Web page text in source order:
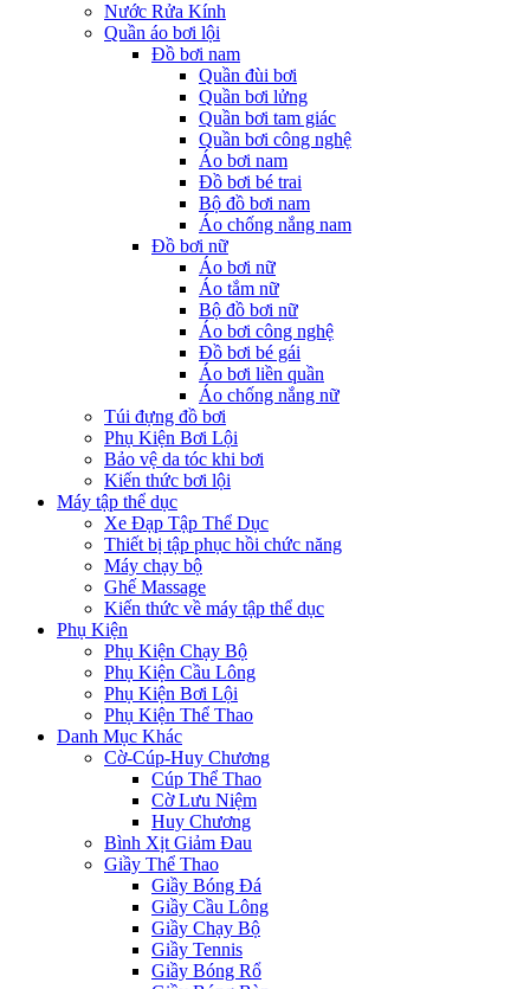
Nước Rửa Kính
Quần áo bơi lội
Đồ bơi nam
Quần đùi bơi
Quần bơi lửng
Quần bơi tam giác
Quần bơi công nghệ
Áo bơi nam
Đồ bơi bé trai
Bộ đồ bơi nam
Áo chống nắng nam
Đồ bơi nữ
Áo bơi nữ
Áo tắm nữ
Bộ đồ bơi nữ
Áo bơi công nghệ
Đồ bơi bé gái
Áo bơi liền quần
Áo chống nắng nữ
Túi đựng đồ bơi
Phụ Kiện Bơi Lội
Bảo vệ da tóc khi bơi
Kiến thức bơi lội
Máy tập thể dục
Xe Đạp Tập Thể Dục
Thiết bị tập phục hồi chức năng
Máy chạy bộ
Ghế Massage
Kiến thức về máy tập thể dục
Phụ Kiện
Phụ Kiện Chạy Bộ
Phụ Kiện Cầu Lông
Phụ Kiện Bơi Lội
Phụ Kiện Thể Thao
Danh Mục Khác
Cờ-Cúp-Huy Chương
Cúp Thể Thao
Cờ Lưu Niệm
Huy Chương
Bình Xịt Giảm Đau
Giầy Thể Thao
Giầy Bóng Đá
Giầy Cầu Lông
Giầy Chạy Bộ
Giầy Tennis
Giầy Bóng Rổ